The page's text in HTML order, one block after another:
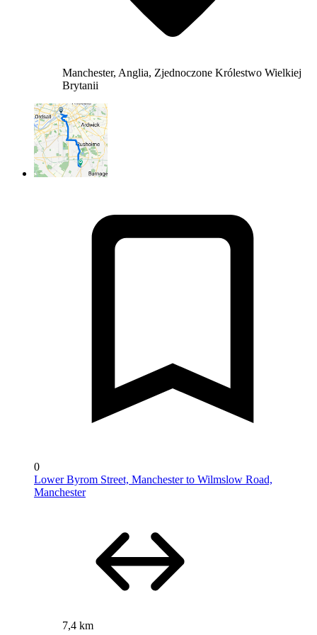
Manchester, Anglia, Zjednoczone Królestwo Wielkiej
Brytanii
0
Lower Byrom Street, Manchester to Wilmslow Road,
Manchester
7,4 km